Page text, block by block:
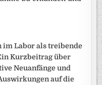
im Labor als treibende
Kurzbeitrag über
Neuanfänge und
auf die